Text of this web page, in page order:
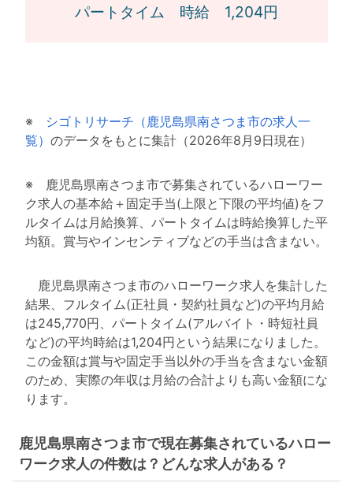
パートタイム 時給 1,204円
※ シゴトリサーチ（鹿児島県南さつま市の求人一
覧） のデータをもとに集計（2026年8月9日現在）
※ 鹿児島県南さつま市で募集されているハローワー
ク求人の基本給＋固定手当(上限と下限の平均値)をフ
ルタイムは月給換算、パートタイムは時給換算した平
均額。賞与やインセンティブなどの手当は含まない。
鹿児島県南さつま市のハローワーク求人を集計した
結果、フルタイム(正社員・契約社員など)の平均月給
は245,770円、パートタイム(アルバイト・時短社員
など)の平均時給は1,204円という結果になりました。
この金額は賞与や固定手当以外の手当を含まない金額
のため、実際の年収は月給の合計よりも高い金額にな
ります。
鹿児島県南さつま市で現在募集されているハロー
ワーク求人の件数は？どんな求人がある？